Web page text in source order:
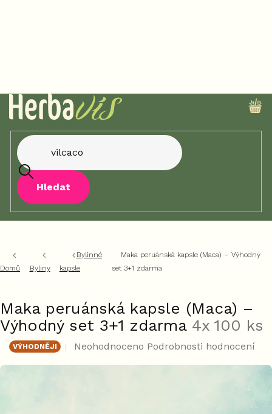
Hledat
Domů Byliny
Bylinné
kapsle
Maka peruánská kapsle (Maca) – Výhodný
set 3+1 zdarma
Maka peruánská kapsle (Maca) –
Výhodný set 3+1 zdarma 4x 100 ks
VÝHODNĚJI
Průměrné
Neohodnoceno Podrobnosti hodnocení